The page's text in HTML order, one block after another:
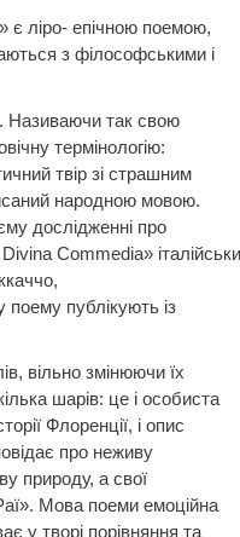
є ліро- епічною поемою,
з філософськими і
Називаючи так свою
термінологію:
твір зі страшним
народною мовою.
дослідженні про
Divina Commedia»
поему публікують із
вільно змінюючи їх
шарів: це і особиста
Флоренції, і опис
про неживу
природу, а свої
Мова поеми емоційна
у творі порівняння та